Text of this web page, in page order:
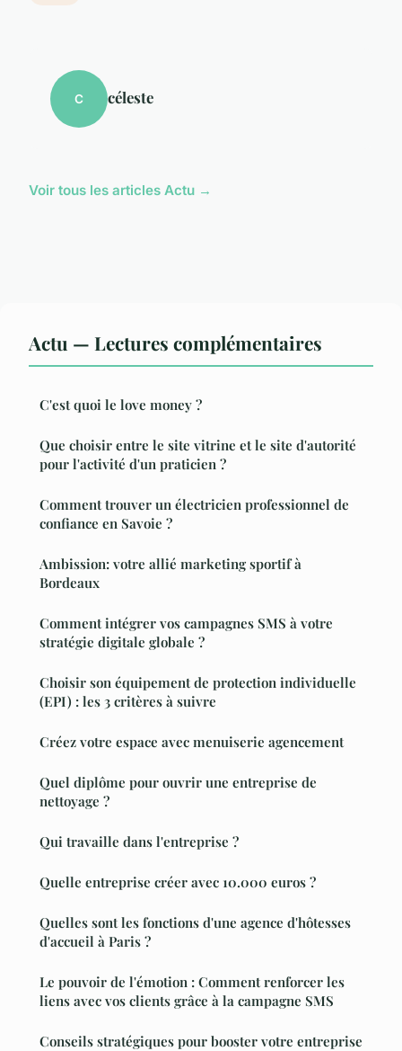
C céleste
Voir tous les articles Actu →
Actu — Lectures complémentaires
C'est quoi le love money ?
Que choisir entre le site vitrine et le site d'autorité
pour l'activité d'un praticien ?
Comment trouver un électricien professionnel de
confiance en Savoie ?
Ambission: votre allié marketing sportif à
Bordeaux
Comment intégrer vos campagnes SMS à votre
stratégie digitale globale ?
Choisir son équipement de protection individuelle
(EPI) : les 3 critères à suivre
Créez votre espace avec menuiserie agencement
Quel diplôme pour ouvrir une entreprise de
nettoyage ?
Qui travaille dans l'entreprise ?
Quelle entreprise créer avec 10.000 euros ?
Quelles sont les fonctions d'une agence d'hôtesses
d'accueil à Paris ?
Le pouvoir de l'émotion : Comment renforcer les
liens avec vos clients grâce à la campagne SMS
Conseils stratégiques pour booster votre entreprise